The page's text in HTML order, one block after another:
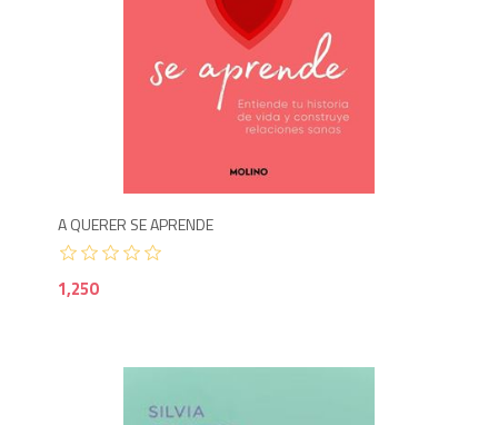
A QUERER SE APRENDE
1,250